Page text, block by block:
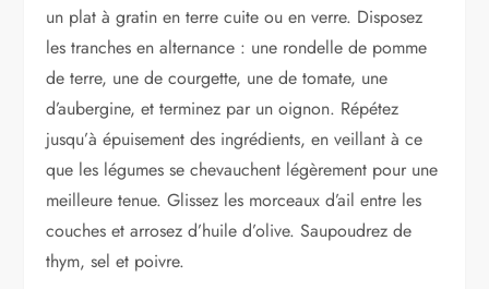
un plat à gratin en terre cuite ou en verre. Disposez
les tranches en alternance : une rondelle de pomme
de terre, une de courgette, une de tomate, une
d’aubergine, et terminez par un oignon. Répétez
jusqu’à épuisement des ingrédients, en veillant à ce
que les légumes se chevauchent légèrement pour une
meilleure tenue. Glissez les morceaux d’ail entre les
couches et arrosez d’huile d’olive. Saupoudrez de
thym, sel et poivre.